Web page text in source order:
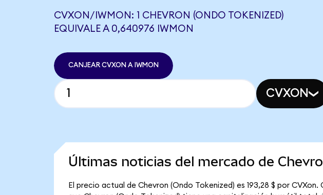
CVXON/IWMON: 1 CHEVRON (ONDO TOKENIZED)
EQUIVALE A 0,640976 IWMON
CANJEAR CVXON A IWMON
CVXON
Últimas noticias del mercado de
El precio actual de Chevron (Ondo Tokenized) es 193,28 $ por